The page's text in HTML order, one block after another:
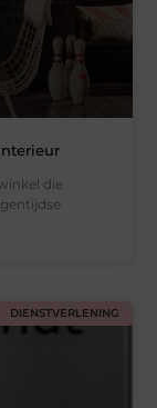
die
DIENSTVERLENING